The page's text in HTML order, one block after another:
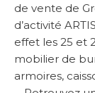
de vente de
d’activité
effet les 25 et
mobilier de
armoires,